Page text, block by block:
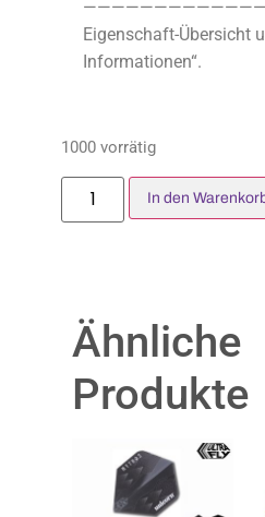
Eigenschaft-Übersicht
Informationen“.
1000 vorrätig
In den
Ähnliche
Produkte